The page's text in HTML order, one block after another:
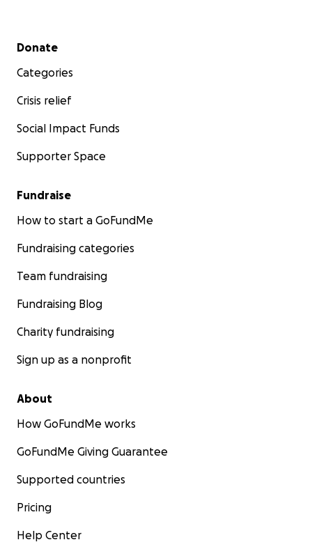
Secondary menu
Donate
Categories
Crisis relief
Social Impact Funds
Supporter Space
Fundraise
How to start a GoFundMe
Fundraising categories
Team fundraising
Fundraising Blog
Charity fundraising
Sign up as a nonprofit
About
How GoFundMe works
GoFundMe Giving Guarantee
Supported countries
Pricing
Help Center